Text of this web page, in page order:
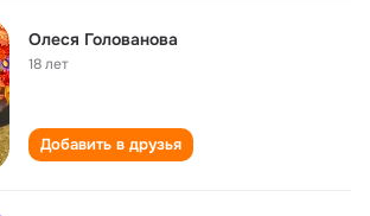
Олеся Голованова
18 лет
Добавить в друзья